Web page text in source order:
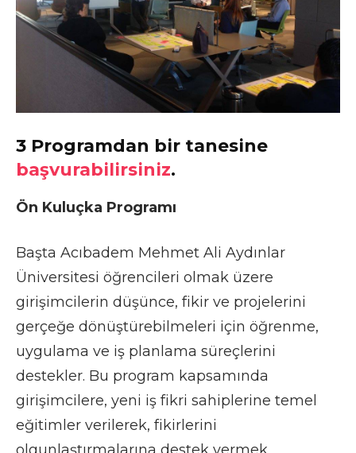
3 Programdan bir tanesine
başvurabilirsiniz.
Ön Kuluçka Programı
Başta Acıbadem Mehmet Ali Aydınlar
Üniversitesi öğrencileri olmak üzere
girişimcilerin düşünce, fikir ve projelerini
gerçeğe dönüştürebilmeleri için öğrenme,
uygulama ve iş planlama süreçlerini
destekler. Bu program kapsamında
girişimcilere, yeni iş fikri sahiplerine temel
eğitimler verilerek, fikirlerini